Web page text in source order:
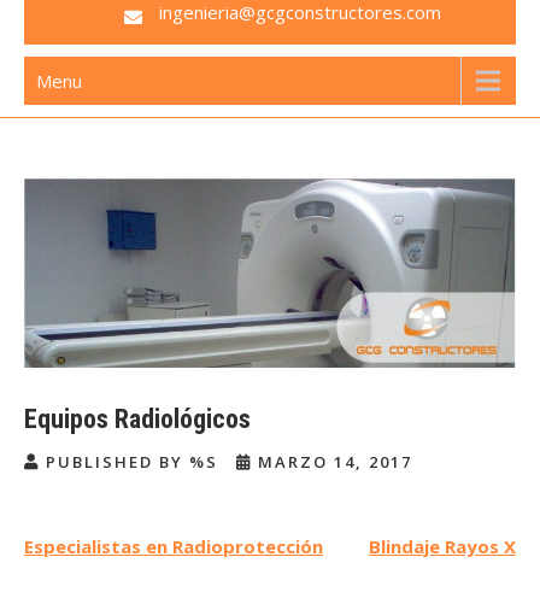
ingenieria@gcgconstructores.com
Menu
Equipos Radiológicos
PUBLISHED BY %S MARZO 14, 2017
Navegación
Especialistas en Radioprotección Blindaje Rayos X